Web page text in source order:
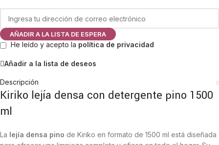
AÑADIR A LA LISTA DE ESPERA
He leído y acepto la política de privacidad
Añadir a la lista de deseos
Descripción
Kiriko lejía densa con detergente pino 1500
ml
La lejía densa pino de Kiriko en formato de 1500 ml está diseñada